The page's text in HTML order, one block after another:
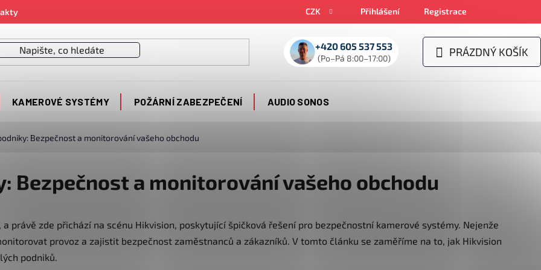
CZK Přihlášení Registrace
+420 605 537 553
(Po–Pá 8:00–17:00)
NÁKUPNÍ
PRÁZDNÝ KOŠÍK
KAMEROVÉ SYSTÉMY POŽÁRNÍ ZABEZPEČENÍ AUDIO SONOS
Bezpečnost a monitorování vašeho obchodu
Bezpečnost a monitorování vašeho obchodu
právě zde přichází na scénu Hikvision, poskytující špičková řešení pro bezpečnostní kamerové systémy. Nejenže
provoz a zajistit bezpečnost zaměstnanců a zákazníků. V tomto článku se zaměříme na to, jak Hikvision
podniků.